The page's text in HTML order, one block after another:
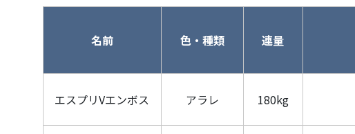
名前 色・種類 連量
エスプリVエンボス アラレ 180kg